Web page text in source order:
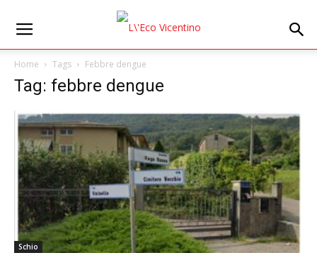
Home Tags Febbre dengue
Tag: febbre dengue
Schio